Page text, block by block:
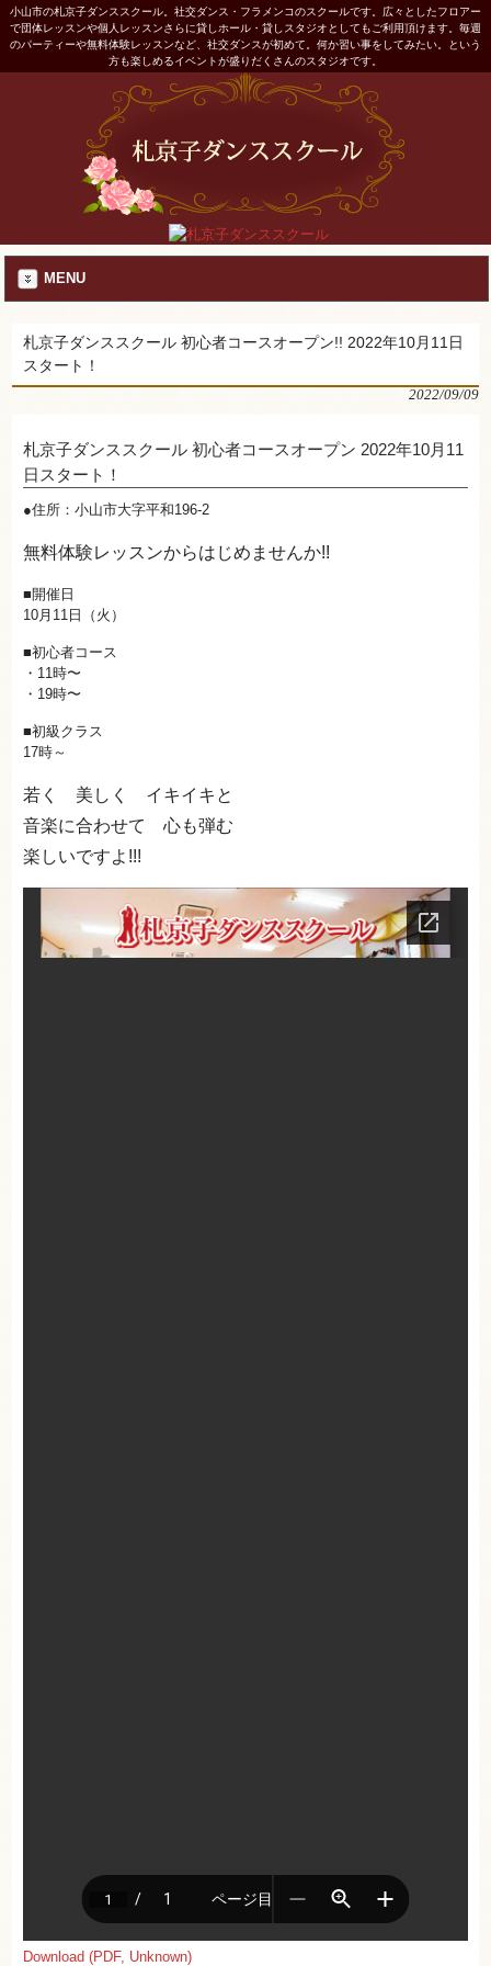
小山市の札京子ダンススクール。社交ダンス・フラメンコのスクールです。広々としたフロアー
で団体レッスンや個人レッスンさらに貸しホール・貸しスタジオとしてもご利用頂けます。毎週
のパーティーや無料体験レッスンなど、社交ダンスが初めて。何か習い事をしてみたい。という
方も楽しめるイベントが盛りだくさんのスタジオです。
MENU
札京子ダンススクール 初心者コースオープン!! 2022年10月11日
スタート！
2022/09/09
札京子ダンススクール 初心者コースオープン 2022年10月11
日スタート！
●住所：小山市大字平和196-2
無料体験レッスンからはじめませんか!!
■開催日
10月11日（火）
■初心者コース
・11時〜
・19時〜
■初級クラス
17時～
若く 美しく イキイキと
音楽に合わせて 心も弾む
楽しいですよ!!!
Download (PDF, Unknown)